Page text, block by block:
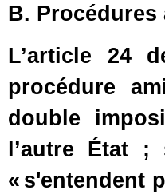
B.
L’article 24
procédure
double
l’autre État
« s'entendent